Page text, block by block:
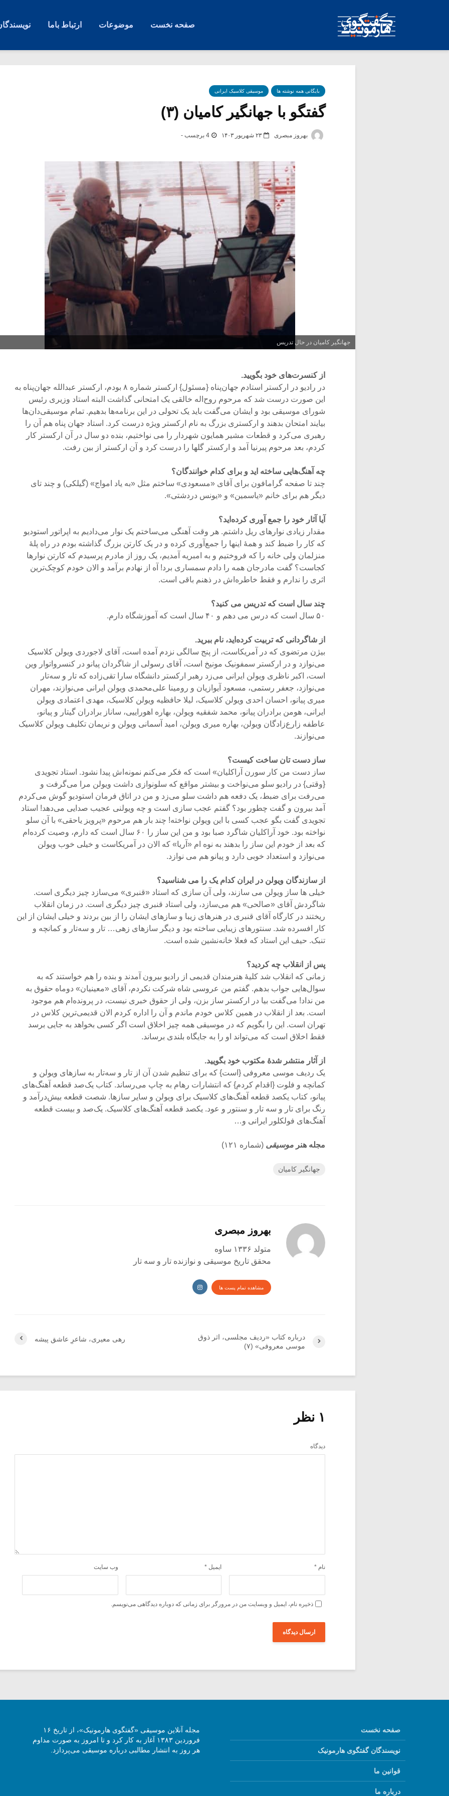
صفحه نخست موضوعات ارتباط باما
بایگانی همه نوشته ها موسیقی کلاسیک ایرانی
گفتگو با جهانگیر کامیان (۳)
بهروز مبصری ۲۳ شهریور ۱۴۰۳ 4 برچسب -
جهانگیر کامیان در حال تدریس
از کنسرت‌های خود بگویید.
در رادیو در ارکستر استادم جهان‌پناه {مسئول} ارکستر شماره ۸ بودم، ارکستر عبدالله جهان‌پناه به
این صورت درست شد که مرحوم روح‌اله خالقی یک امتحانی گذاشت البته استاد وزیری رئیس
شورای موسیقی بود و ایشان می‌گفت باید یک تحولی در این برنامه‌ها بدهیم. تمام موسیقی‌دان‌ها
بیایند امتحان بدهند و ارکستری بزرگ به نام ارکستر ویژه درست کرد. استاد جهان پناه هم آن را
رهبری می‌کرد و قطعات مشیر همایون شهردار را می نواختیم، بنده دو سال در آن ارکستر کار
کردم، بعد مرحوم پیرنیا آمد و ارکستر گلها را درست کرد و آن ارکستر از بین رفت.
چه آهنگ‌هایی ساخته اید و برای کدام خوانندگان؟
چند تا صفحه گرامافون برای آقای «مسعودی» ساختم مثل «به یاد امواج» (گیلکی) و چند تای
دیگر هم برای خانم «یاسمین» و «یونس دردشتی».
آیا آثار خود را جمع آوری کرده‌اید؟
مقدار زیادی نوارهای ریل داشتم. هر وقت آهنگی می‌ساختم یک نوار می‌دادیم به اپراتور استودیو
که کار را ضبط کند و همۀ اینها را جمع‌آوری کرده و در یک کارتن بزرگ گذاشته بودم در راه پلۀ
منزلمان ولی خانه را که فروختیم و به امبریه آمدیم، یک روز از مادرم پرسیدم که کارتن نوارها
کجاست؟ گفت مادرجان همه را دادم سمساری برد! آه از نهادم برآمد و الان خودم کوچک‌ترین
اثری را ندارم و فقط خاطره‌اش در ذهنم باقی است.
چند سال است که تدریس می کنید؟
۵۰ سال است که درس می دهم و ۴۰ سال است که آموزشگاه دارم.
از شاگردانی که تربیت کرده‌اید، نام ببرید.
بیژن مرتضوی که در آمریکاست، از پنج سالگی نزدم آمده است، آقای لاجوردی ویولن کلاسیک
می‌نوازد و در ارکستر سمفونیک مونیخ است، آقای رسولی از شاگردان پیانو در کنسرواتوار وین
است، اکبر ناظری ویولن ایرانی می‌زد رهبر ارکستر دانشگاه سارا تقی‌زاده که تار و سه‌تار
می‌نوازد، جعفر رستمی، مسعود آیوازیان و رومینا علی‌محمدی ویولن ایرانی می‌نوازند، مهران
میری پیانو، احسان احدی ویولن کلاسیک، لیلا حافظیه ویولن کلاسیک، مهدی اعتمادی ویولن
ایرانی، هومن برادران پیانو، محمد شفقیه ویولن، بهاره اهوراییی، ساناز برادران گیتار و پیانو،
عاطفه زارع‌زادگان ویولن، بهاره میری ویولن، امید آسمانی ویولن و نریمان تکلیف ویولن کلاسیک
می‌نوازند.
ساز دست تان ساخت کیست؟
ساز دست من کار سورن آراکلیان» است که فکر می‌کنم نمونه‌اش پیدا نشود. استاد تجویدی
{وقتی} در رادیو سلو می‌نواخت و بیشتر مواقع که سلو‌نوازی داشت ویولن مرا می‌گرفت و
می‌رفت برای ضبط، یک دفعه هم داشت سلو می‌زد و من در اتاق فرمان استودیو گوش می‌کردم
آمد بیرون و گفت چطور بود؟ گفتم عجب سازی است و چه ویولنی عجیب صدایی می‌دهد! استاد
تجویدی گفت بگو عجب کسی با این ویولن نواخته! چند بار هم مرحوم «پرویز یاحقی» با آن سلو
نواخته بود. خود آراکلیان شاگرد صبا بود و من این ساز را ۶۰ سال است که دارم، وصیت کرده‌ام
که بعد از خودم این ساز را بدهند به نوه ام «آریا» که الان در آمریکاست و خیلی خوب ویولن
می‌نوازد و استعداد خوبی دارد و پیانو هم می نوازد.
از سازندگان ویولن در ایران کدام یک را می شناسید؟
خیلی ها ساز ویولن می سازند، ولی آن سازی که استاد «قنبری» می‌سازد چیز دیگری است.
شاگردش آقای «صالحی» هم می‌سازد، ولی استاد قنبری چیز دیگری است. در زمان انقلاب
ریختند در کارگاه آقای قنبری در هنرهای زیبا و سازهای ایشان را از بین بردند و خیلی ایشان از این
کار افسرده شد. سنتورهای زیبایی ساخته بود و دیگر سازهای زهی… تار و سه‌تار و کمانچه و
تنبک. حیف این استاد که فعلا خانه‌نشین شده است.
پس از انقلاب چه کردید؟
زمانی که انقلاب شد کلیۀ هنرمندان قدیمی از رادیو بیرون آمدند و بنده را هم خواستند که به
سوال‌هایی جواب بدهم. گفتم من عروسی شاه شرکت نکردم، آقای «معینیان» دوماه حقوق به
من نداد! می‌گفت بیا در ارکستر ساز بزن، ولی از حقوق خبری نیست، در پرونده‌ام هم موجود
است. بعد از انقلاب در همین کلاس خودم ماندم و آن را اداره کردم الان قدیمی‌ترین کلاس در
تهران است. این را بگویم که در موسیقی همه چیز اخلاق است اگر کسی بخواهد به جایی برسد
فقط اخلاق است که می‌تواند او را به جایگاه بلندی برساند.
از آثار منتشر شدۀ مکتوب خود بگویید.
یک ردیف موسی معروفی {است} که برای تنظیم شدن آن از تار و سه‌تار به سازهای ویولن و
کمانچه و فلوت {اقدام کردم} که انتشارات رهام به چاپ می‌رساند. کتاب یک‌صد قطعه آهنگ‌های
پیانو، کتاب یکصد قطعه آهنگ‌های کلاسیک برای ویولن و سایر سازها. شصت قطعه بیش‌درآمد و
رنگ برای تار و سه تار و سنتور و عود. یکصد قطعه آهنگ‌های کلاسیک. یک‌صد و بیست قطعه
آهنگ‌های فولکلور ایرانی و…
مجله هنر موسیقی (شماره ۱۲۱)
جهانگیر کامیان
بهروز مبصری
متولد ۱۳۳۶ ساوه
محقق تاریخ موسیقی و نوازنده تار و سه تار
مشاهده تمام پست ها
رهی معیری، شاعرِ عاشق پیشه
درباره کتاب «ردیف مجلسی، اثر ذوق
موسی معروفی» (۷)
۱ نظر
دیدگاه
نام * ایمیل * وب‌ سایت
ذخیره نام، ایمیل و وبسایت من در مرورگر برای زمانی که دوباره دیدگاهی می‌نویسم.
صفحه نخست
نویسندگان گفتگوی هارمونیک
قوانین ما
درباره ما
مجله آنلاین موسیقی «گفتگوی هارمونیک»، از تاریخ ۱۶
فروردین ۱۳۸۳ آغاز به کار کرد و تا امروز به صورت مداوم
هر روز به انتشار مطالبی درباره موسیقی می‌پردازد.